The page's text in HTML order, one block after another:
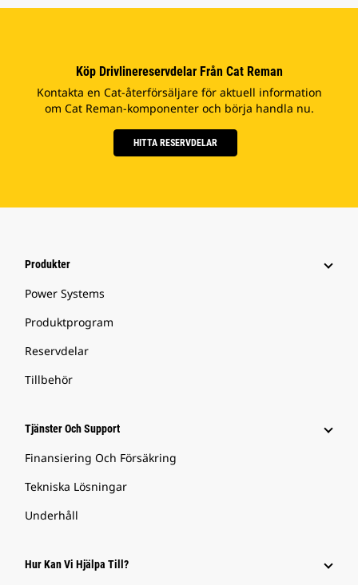
Köp Drivlinereservdelar Från Cat Reman
Kontakta en Cat-återförsäljare för aktuell information
om Cat Reman-komponenter och börja handla nu.
HITTA RESERVDELAR
Produkter
Power Systems
Produktprogram
Reservdelar
Tillbehör
Tjänster Och Support
Finansiering Och Försäkring
Tekniska Lösningar
Underhåll
Hur Kan Vi Hjälpa Till?